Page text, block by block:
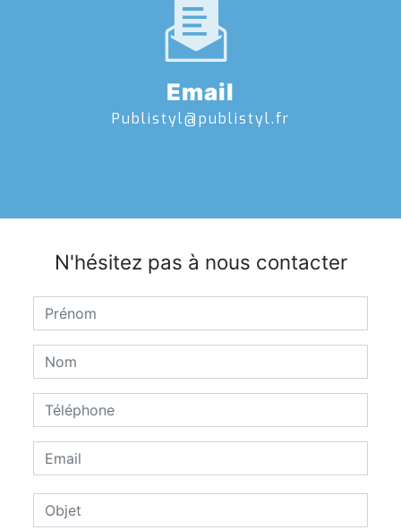
Email
publistyl@publistyl.fr
N'hésitez pas à nous contacter